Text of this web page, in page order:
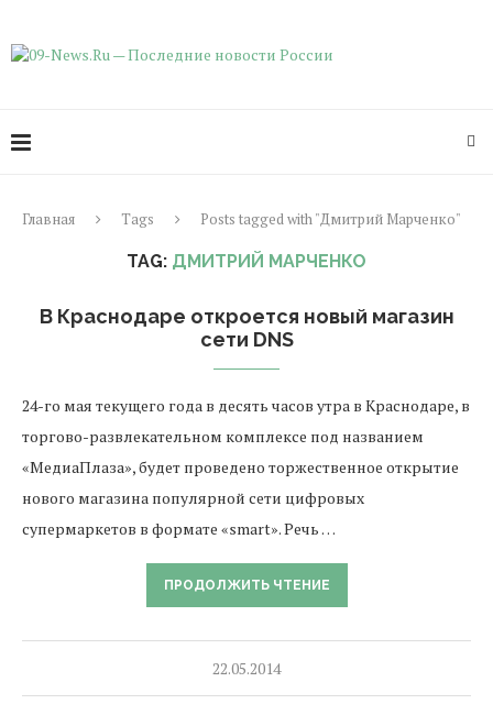
Главная Tags Posts tagged with "Дмитрий Марченко"
TAG: ДМИТРИЙ МАРЧЕНКО
В Краснодаре откроется новый магазин
сети DNS
24-го мая текущего года в десять часов утра в Краснодаре, в
торгово-развлекательном комплексе под названием
«МедиаПлаза», будет проведено торжественное открытие
нового магазина популярной сети цифровых
супермаркетов в формате «smart». Речь …
ПРОДОЛЖИТЬ ЧТЕНИЕ
22.05.2014